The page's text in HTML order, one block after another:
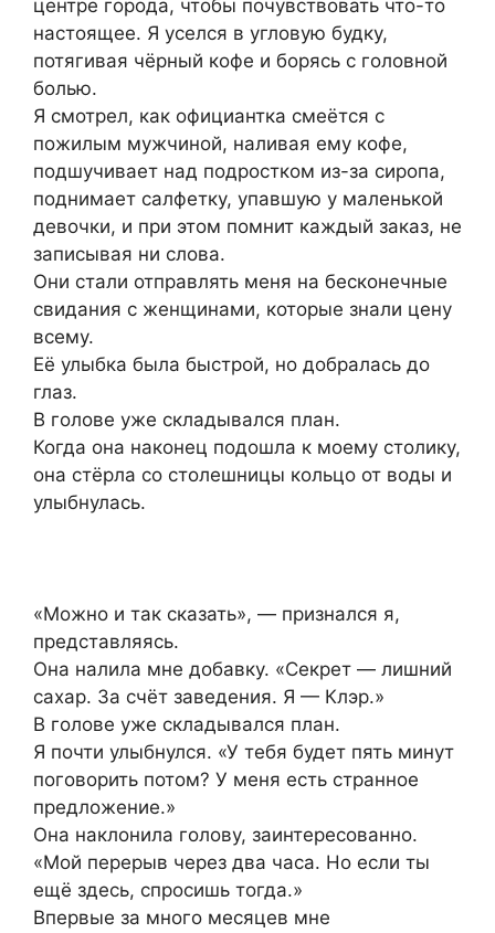
центре города, чтобы почувствовать что-то
настоящее. Я уселся в угловую будку,
потягивая чёрный кофе и борясь с головной
болью.
Я смотрел, как официантка смеётся с
пожилым мужчиной, наливая ему кофе,
подшучивает над подростком из-за сиропа,
поднимает салфетку, упавшую у маленькой
девочки, и при этом помнит каждый заказ, не
записывая ни слова.
Они стали отправлять меня на бесконечные
свидания с женщинами, которые знали цену
всему.
Её улыбка была быстрой, но добралась до
глаз.
В голове уже складывался план.
Когда она наконец подошла к моему столику,
она стёрла со столешницы кольцо от воды и
улыбнулась.
«Можно и так сказать», — признался я,
представляясь.
Она налила мне добавку. «Секрет — лишний
сахар. За счёт заведения. Я — Клэр.»
В голове уже складывался план.
Я почти улыбнулся. «У тебя будет пять минут
поговорить потом? У меня есть странное
предложение.»
Она наклонила голову, заинтересованно.
«Мой перерыв через два часа. Но если ты
ещё здесь, спросишь тогда.»
Впервые за много месяцев мне